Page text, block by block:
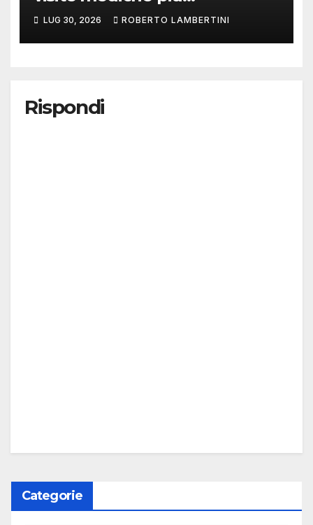
imbarazzanti di sempre.
Quando il camice incontra la
nostra vulnerabilità
LUG 30, 2026 ROBERTO LAMBERTINI
Rispondi
Categorie